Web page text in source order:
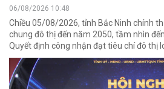
06/08/2026 10:48
Chiều 05/08/2026, tỉnh Bắc Ninh chính
chung đô thị đến năm 2050, tầm nhìn
Quyết định công nhận đạt tiêu chí đô thị